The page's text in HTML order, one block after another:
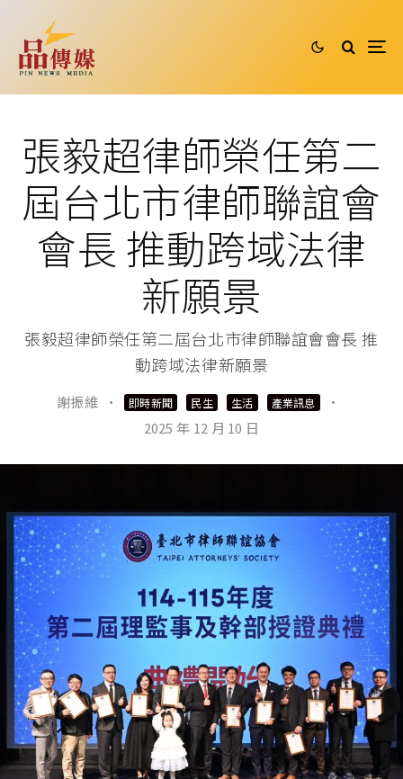
張毅超律師榮任第二
屆台北市律師聯誼會
會長 推動跨域法律
新願景
張毅超律師榮任第二屆台北市律師聯誼會會長 推
動跨域法律新願景
謝振維 · 即時新聞 民生 生活 產業訊息
·
2025 年 12 月 10 日